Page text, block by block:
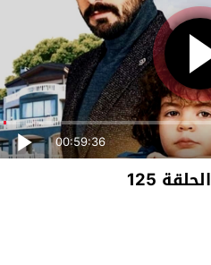
00:59:36